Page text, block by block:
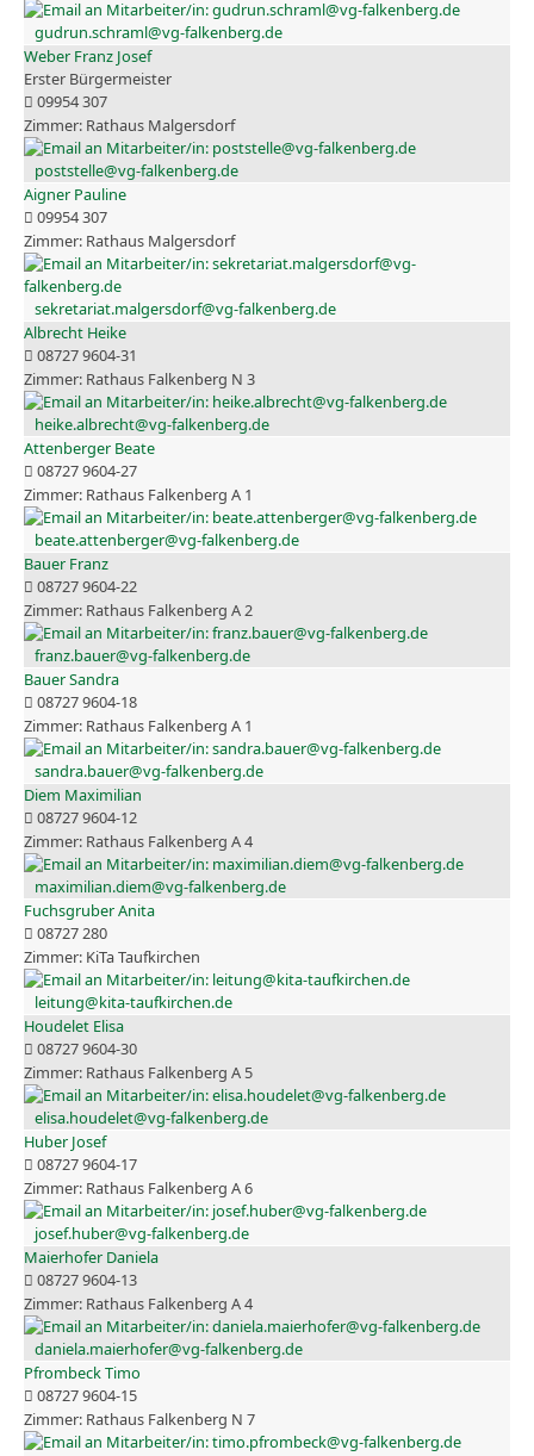
gudrun.schraml@vg-falkenberg.de
Weber Franz Josef
Erster Bürgermeister
09954 307
Rathaus Malgersdorf
poststelle@vg-falkenberg.de
Aigner Pauline
09954 307
Rathaus Malgersdorf
sekretariat.malgersdorf@vg-falkenberg.de
Albrecht Heike
08727 9604-31
Rathaus Falkenberg N 3
heike.albrecht@vg-falkenberg.de
Attenberger Beate
08727 9604-27
Rathaus Falkenberg A 1
beate.attenberger@vg-falkenberg.de
Bauer Franz
08727 9604-22
Rathaus Falkenberg A 2
franz.bauer@vg-falkenberg.de
Bauer Sandra
08727 9604-18
Rathaus Falkenberg A 1
sandra.bauer@vg-falkenberg.de
Diem Maximilian
08727 9604-12
Rathaus Falkenberg A 4
maximilian.diem@vg-falkenberg.de
Fuchsgruber Anita
08727 280
KiTa Taufkirchen
leitung@kita-taufkirchen.de
Houdelet Elisa
08727 9604-30
Rathaus Falkenberg A 5
elisa.houdelet@vg-falkenberg.de
Huber Josef
08727 9604-17
Rathaus Falkenberg A 6
josef.huber@vg-falkenberg.de
Maierhofer Daniela
08727 9604-13
Rathaus Falkenberg A 4
daniela.maierhofer@vg-falkenberg.de
Pfrombeck Timo
08727 9604-15
Rathaus Falkenberg N 7